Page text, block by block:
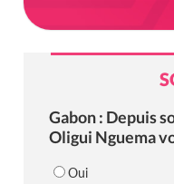
Gabon : Depuis
Oligui Nguema
Oui